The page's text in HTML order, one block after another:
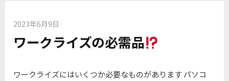
2023年6月9日
ワークライズの必需品
ワークライズにはいくつか必要なものがあります パソコ